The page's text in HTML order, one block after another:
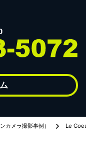
カメラ撮影事例） Le